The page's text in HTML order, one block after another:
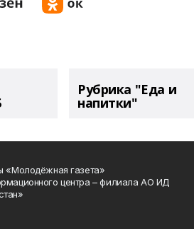
Рубрика "Еда и
напитки"
«Молодёжная газета»
центра – филиала АО ИД